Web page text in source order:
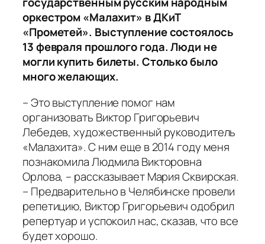
оркестром «Малахит» в ДКиТ
«Прометей». Выступление состоялось
13 февраля прошлого года. Люди не
могли купить билеты. Столько было
много желающих.
– Это выступление помог нам
организовать Виктор Григорьевич
Лебедев, художественный руководитель
«Малахита». С ним еще в 2014 году меня
познакомила Людмила Викторовна
Орлова, – рассказывает Мария Сквирская.
– Предварительно в Челябинске провели
репетицию, Виктор Григорьевич одобрил
репертуар и успокоил нас, сказав, что все
будет хорошо.